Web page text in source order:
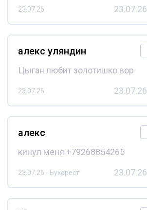
23.07.26 23.07.26
алекс уляндин
Цыган любит золотишко вор
23.07.26 23.07.26
алекс
кинул меня +79268854265
23.07.26 - Бухарест 23.07.26